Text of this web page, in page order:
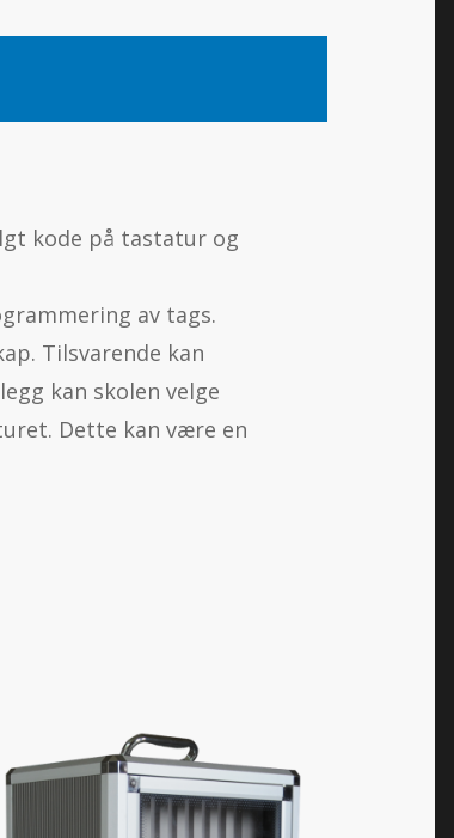
kode på tastatur og
av tags.
Tilsvarende kan
kan skolen velge
Dette kan være en